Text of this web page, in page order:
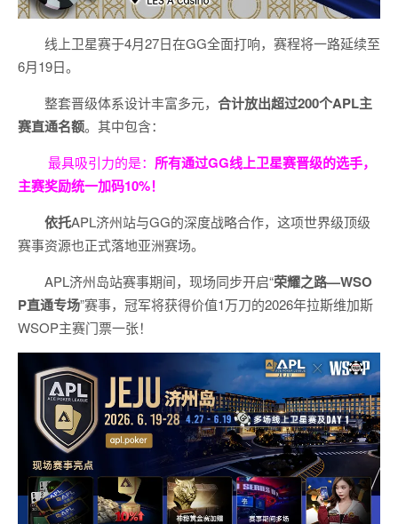
线上卫星赛于4月27日在GG全面打响，赛程将一路延续至
6月19日。
整套晋级体系设计丰富多元， 合计放出超过200个APL主
赛直通名额。其中包含：
最具吸引力的是： 所有通过GG线上卫星赛晋级的选手，
主赛奖励统一加码10%！
依托APL济州站与GG的深度战略合作，这项世界级顶级
赛事资源也正式落地亚洲赛场。
APL济州岛站赛事期间，现场同步开启“荣耀之路—WSO
P直通专场”赛事，冠军将获得价值1万刀的2026年拉斯维加斯
WSOP主赛门票一张！